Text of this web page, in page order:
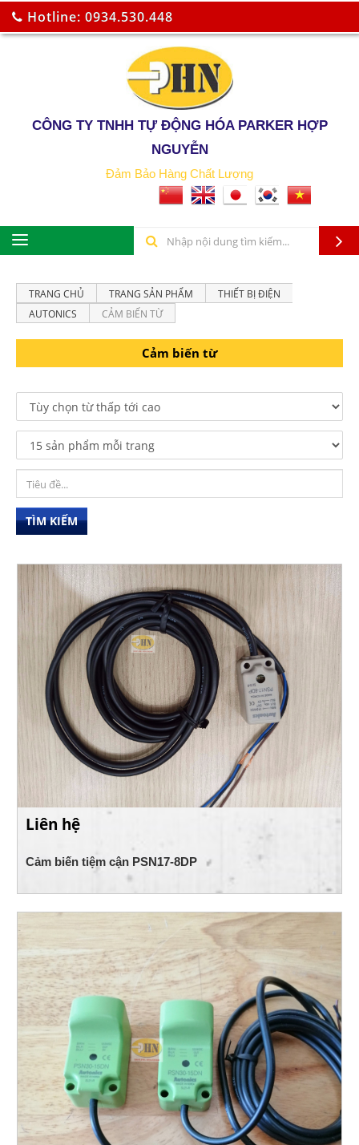
Hotline: 0934.530.448
CÔNG TY TNHH TỰ ĐỘNG HÓA PARKER HỢP
NGUYỄN
Đảm Bảo Hàng Chất Lượng
TRANG CHỦ TRANG SẢN PHẨM
THIẾT BỊ ĐIỆN
AUTONICS
CẢM BIẾN TỪ
Cảm biến từ
TÌM KIẾM
Liên hệ
Cảm biến tiệm cận PSN17-8DP